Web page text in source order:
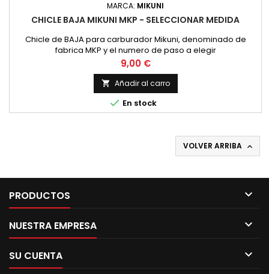
MARCA: MIKUNI
CHICLE BAJA MIKUNI MKP - SELECCIONAR MEDIDA
Chicle de BAJA para carburador Mikuni, denominado de
fabrica MKP y el numero de paso a elegir
Precio
9,00 €
 Añadir al carro
 En stock
VOLVER ARRIBA 
PRODUCTOS 
NUESTRA EMPRESA 
SU CUENTA 